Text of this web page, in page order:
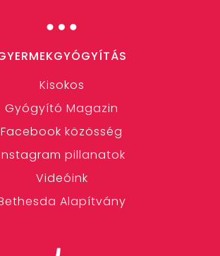
…
Kisokos
Gyógyító Magazin
Facebook közösség
pillanatok
Videóink
Alapítvány